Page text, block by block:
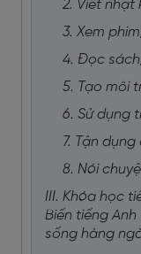
2. Viết nhật
3. Xem
4. Đọc
5. Tạo môi
6. Sử dụng
7. Tận
8. Nói
III. Khóa học
Biến tiếng
sống hàng